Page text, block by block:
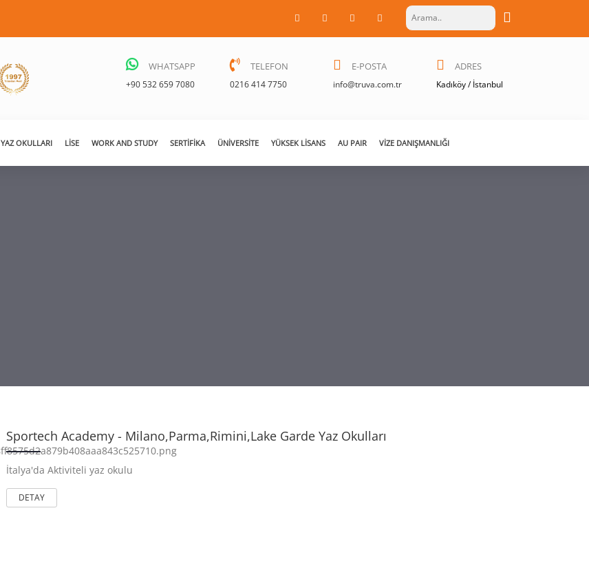
ADRES
Kadıköy / İstanbul
E-POSTA
info@truva.com.tr
TELEFON
0216 414 7750
WHATSAPP
+90 532 659 7080
YAZ OKULLARI LISE WORK AND STUDY SERTIFIKA ÜNIVERSITE YÜKSEK LISANS AU PAIR VIZE DANIŞMANLIĞI
Sportech Academy - Milano,Parma,Rimini,Lake Garde Yaz Okulları
İtalya'da Aktiviteli yaz okulu
DETAY